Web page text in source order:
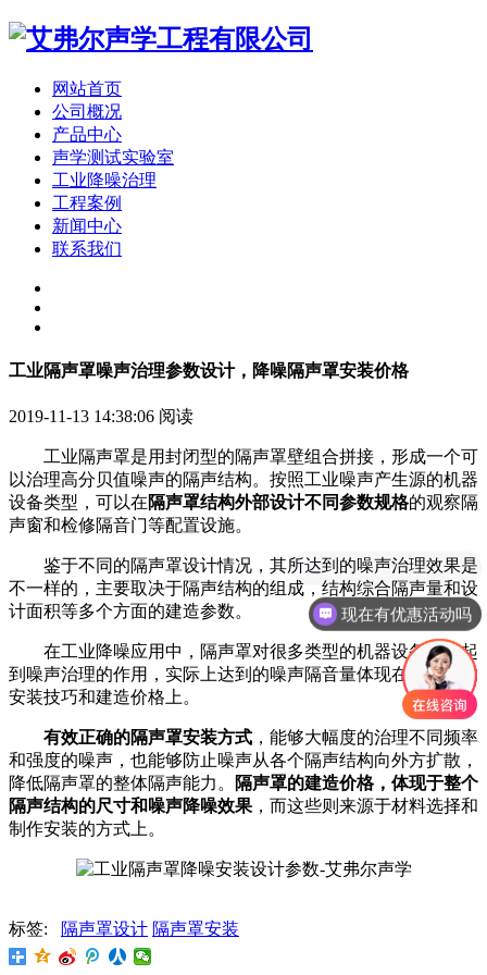
网站首页
公司概况
产品中心
声学测试实验室
工业降噪治理
工程案例
新闻中心
联系我们
工业隔声罩噪声治理参数设计，降噪隔声罩安装价格
2019-11-13 14:38:06 阅读
工业隔声罩是用封闭型的隔声罩壁组合拼接，形成一个可
以治理高分贝值噪声的隔声结构。按照工业噪声产生源的机器
设备类型，可以在隔声罩结构外部设计不同参数规格的观察隔
声窗和检修隔音门等配置设施。
鉴于不同的隔声罩设计情况，其所达到的噪声治理效果是
不一样的 ，主要取决于隔声结构的组成，结构综合隔声量和设
计面积等多个方面的建造参数。
在工业降噪应用中，隔声罩对很多类型的机器设备都能起
到噪声治理的作用，实际上达到的噪声隔音量体现在隔声罩的
安装技巧和建造价格上。
有效正确的隔声罩安装方式 ，能够大幅度的治理不同频率
和强度的噪声，也能够防止噪声从各个隔声结构向外方扩散，
降低隔声罩的整体隔声能力。
隔声罩的建造价格，体现于整个
隔声结构的尺寸和噪声降噪效果 ，而这些则来源于材料选择和
制作安装的方式上。
标签: 隔声罩设计 隔声罩安装
你们是怎么收费的呢
现在有优惠活动吗